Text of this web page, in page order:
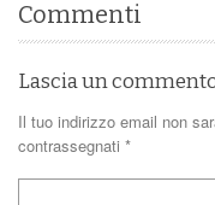
Commenti
Lascia un
Il tuo indirizzo email non
contrassegnati *